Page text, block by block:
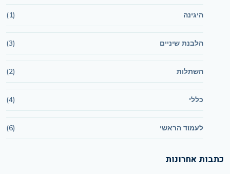
היגינה (1)
הלבנת שיניים (3)
השתלות (2)
כללי (4)
לעמוד הראשי (6)
כתבות אחרונות